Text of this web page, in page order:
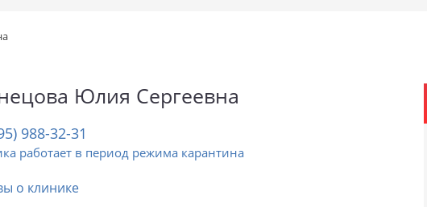
Юлия Сергеевна
988-32-31
работает в период режима карантина
о клинике